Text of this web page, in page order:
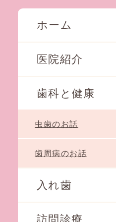
ホーム
医院紹介
歯科と健康
虫歯のお話
歯周病のお話
入れ歯
訪問診療